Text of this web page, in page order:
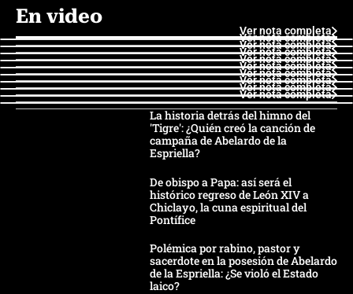
En video
Ver nota completa
Ver nota completa
Ver nota completa
Ver nota completa
Ver nota completa
Ver nota completa
Ver nota completa
Ver nota completa
Ver nota completa
Ver nota completa
La historia detrás del himno del
'Tigre': ¿Quién creó la canción de
campaña de Abelardo de la
Espriella?
De obispo a Papa: así será el
histórico regreso de León XIV a
Chiclayo, la cuna espiritual del
Pontífice
Polémica por rabino, pastor y
sacerdote en la posesión de Abelardo
de la Espriella: ¿Se violó el Estado
laico?